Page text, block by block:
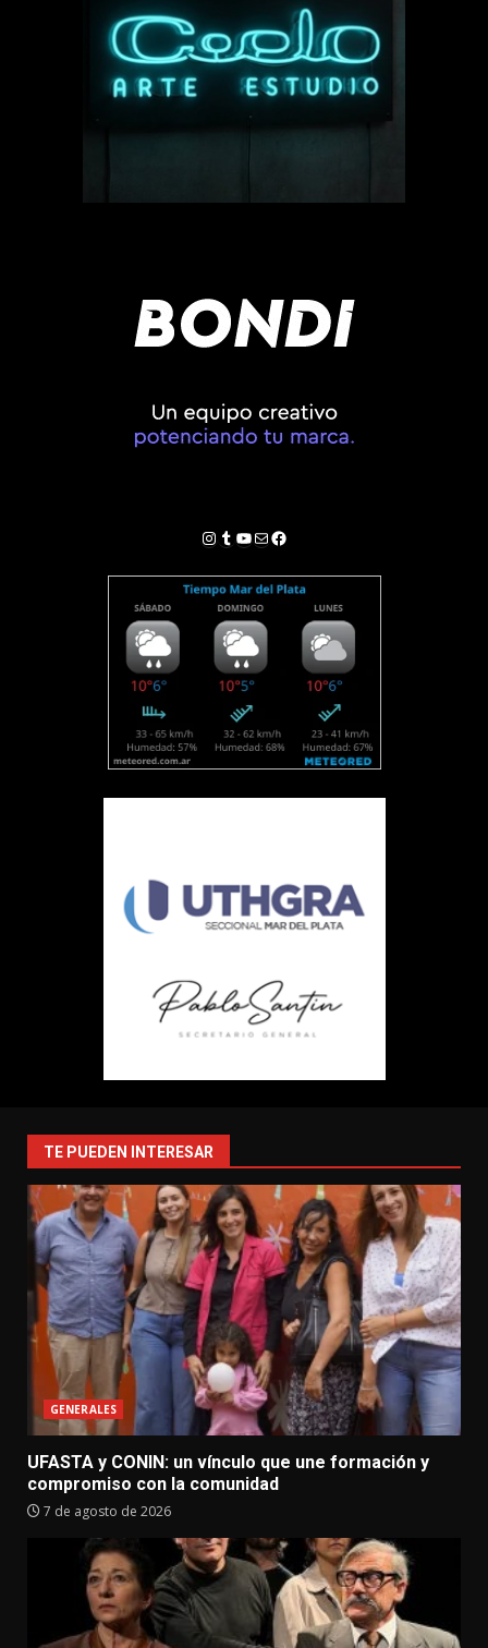
Instagram
Tumblr
YouTube
Correo electrónico
Facebook
TE PUEDEN INTERESAR
GENERALES
UFASTA y CONIN: un vínculo que une formación y
compromiso con la comunidad
7 de agosto de 2026